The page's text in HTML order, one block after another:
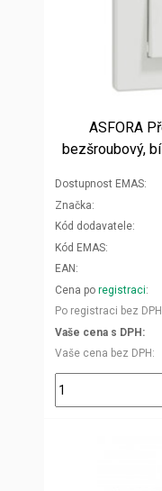
ASFORA
bezšroubový,
Dostupnost EMAS
Značka
Kód dodavatele
Kód EMAS
EAN
Cena po registraci
Po registraci bez DPH
Vaše cena s DPH
Vaše cena bez DPH